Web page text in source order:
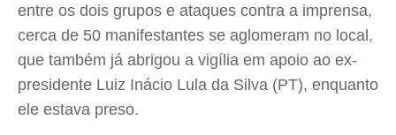
entre os dois grupos e ataques contra a imprensa,
cerca de 50 manifestantes se aglomeram no local,
que também já abrigou a vigília em apoio ao ex-
presidente Luiz Inácio Lula da Silva (PT), enquanto
ele estava preso.